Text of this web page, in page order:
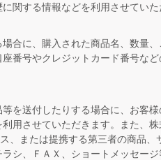
関する情報などを利用させていた
合に、購入された商品名、数量
番号やクレジットカード番号な
を送付したりする場合に、お客
用させていただきます。また、
、または提携する第三者の商品、
シ、ＦＡＸ、ショートメッセー